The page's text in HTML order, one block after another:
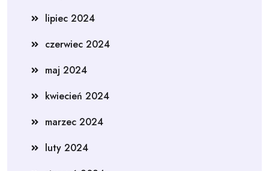
lipiec 2024
czerwiec 2024
maj 2024
kwiecień 2024
marzec 2024
luty 2024